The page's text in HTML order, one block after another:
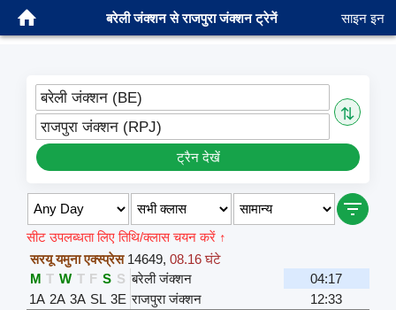
बरेली जंक्शन से राजपुरा जंक्शन ट्रेनें साइन इन
बरेली जंक्शन (BE)
⇅
राजपुरा जंक्शन (RPJ)
ट्रैन देखें
सीट उपलब्धता लिए तिथि/क्लास चयन करें ↑
सरयू यमुना एक्स्प्रेस 14649, 08.16 घंटे
M T W T F S S बरेली जंक्शन
04:17
1A 2A 3A SL 3E राजपुरा जंक्शन
12:33